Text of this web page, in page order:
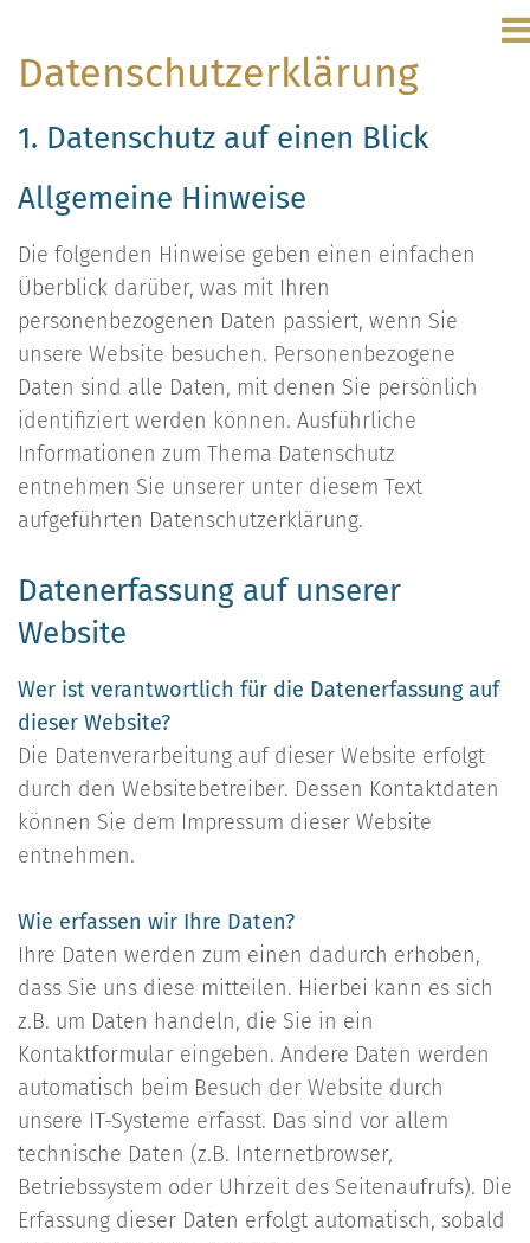
Datenschutzerklärung
1. Datenschutz auf einen Blick
Allgemeine Hinweise
Die folgenden Hinweise geben einen einfachen
Überblick darüber, was mit Ihren
personenbezogenen Daten passiert, wenn Sie
unsere Website besuchen. Personenbezogene
Daten sind alle Daten, mit denen Sie persönlich
identifiziert werden können. Ausführliche
Informationen zum Thema Datenschutz
entnehmen Sie unserer unter diesem Text
aufgeführten Datenschutzerklärung.
Datenerfassung auf unserer
Website
Wer ist verantwortlich für die Datenerfassung auf
dieser Website?
Die Datenverarbeitung auf dieser Website erfolgt
durch den Websitebetreiber. Dessen Kontaktdaten
können Sie dem Impressum dieser Website
entnehmen.
Wie erfassen wir Ihre Daten?
Ihre Daten werden zum einen dadurch erhoben,
dass Sie uns diese mitteilen. Hierbei kann es sich
z.B. um Daten handeln, die Sie in ein
Kontaktformular eingeben. Andere Daten werden
automatisch beim Besuch der Website durch
unsere IT-Systeme erfasst. Das sind vor allem
technische Daten (z.B. Internetbrowser,
Betriebssystem oder Uhrzeit des Seitenaufrufs). Die
Erfassung dieser Daten erfolgt automatisch, sobald